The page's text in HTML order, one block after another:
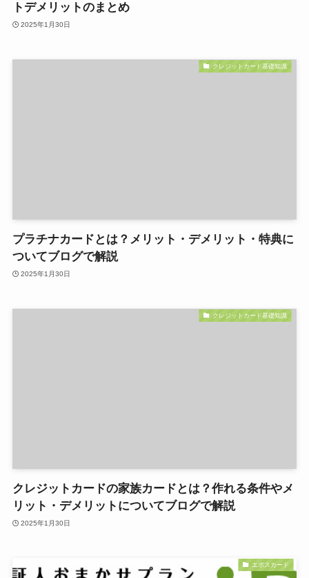
トデメリットのまとめ
2025年1月30日
クレジットカード基礎知識
プラチナカードとは？メリット・デメリット・特典に
ついてブログで解説
2025年1月30日
クレジットカード基礎知識
クレジットカードの家族カードとは？作れる条件やメ
リット・デメリットについてブログで解説
2025年1月30日
エポスカード